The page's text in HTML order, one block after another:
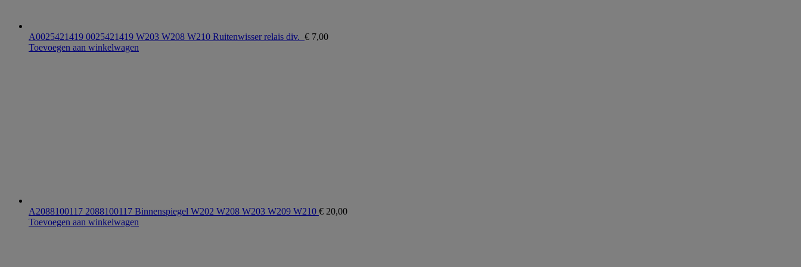
A0025421419 0025421419 W203 W208 W210 Ruitenwisser relais div. € 7,00
Toevoegen aan winkelwagen
A2088100117 2088100117 Binnenspiegel W202 W208 W203 W209 W210 € 20,00
Toevoegen aan winkelwagen